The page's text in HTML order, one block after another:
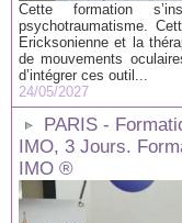
Cette formation
psychotraumatisme.
Ericksonienne et la
de mouvements
d’intégrer ces outil...
24/05/2027
PARIS -
IMO, 3 Jours.
IMO ®